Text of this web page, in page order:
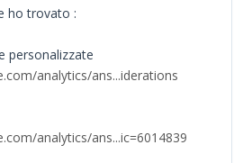
ho trovato :
personalizzate
analytics/ans...iderations
analytics/ans...ic=6014839